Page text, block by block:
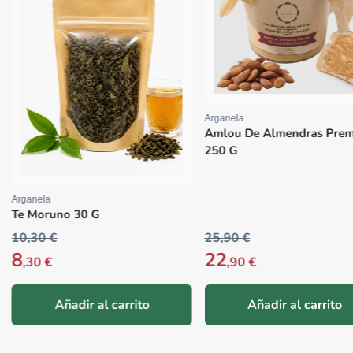
Proveedor:
Arganela
Amlou De Almendras Premium
250 G
25,90 €
22,90 €
Añadir al carrito
Vegano Sin Azúcares
Precio habitual
12,50 €
Añadir al carrito